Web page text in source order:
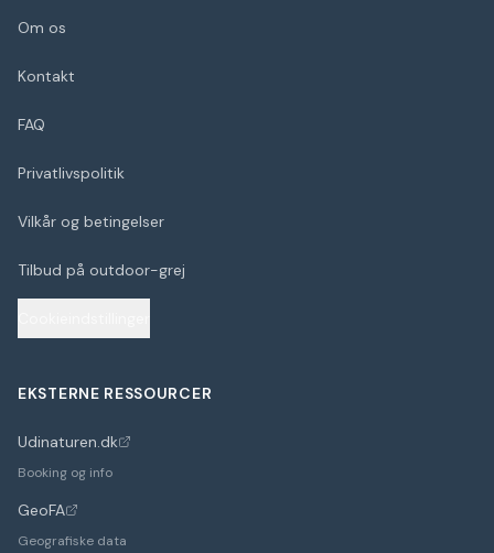
Om os
Kontakt
FAQ
Privatlivspolitik
Vilkår og betingelser
Tilbud på outdoor-grej
EKSTERNE RESSOURCER
Udinaturen.dk
(åbner i nyt faneblad)
Booking og info
GeoFA
(åbner i nyt faneblad)
Geografiske data